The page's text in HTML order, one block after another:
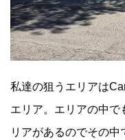
私達の狙うエリアは
エリア。エリアの中で
リアがあるのでその